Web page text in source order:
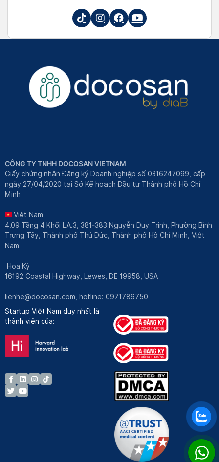
CÔNG TY TNHH DOCOSAN VIETNAM
Giấy chứng nhận Đăng ký Doanh nghiệp số 0316247099, cấp
ngày 27/04/2020 tại Sở Kế hoạch Đầu tư Thành phố Hồ Chí
Minh
Việt Nam
4.09 Tầng 4 Khối LA.3, 381-383 Nguyễn Duy Trinh, Phường Bình
Trưng Tây, Thành phố Thủ Đức, Thành phố Hồ Chí Minh, Việt
Nam
Hoa Kỳ
16192 Coastal Highway, Lewes, DE 19958, USA
lienhe@docosan.com , hotline: 0971786750
Startup Việt Nam duy nhất là
thành viên của: